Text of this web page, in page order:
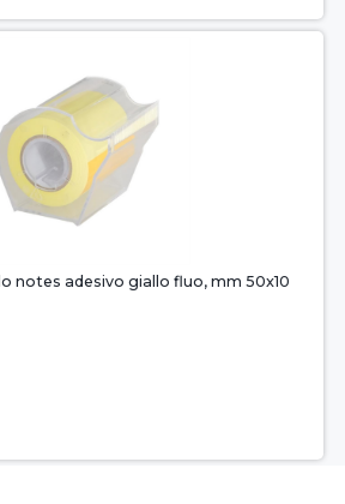
notes adesivo giallo fluo, mm 50x10